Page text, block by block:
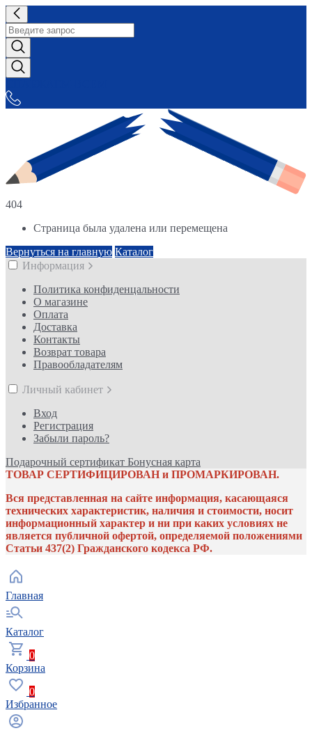
404
Страница была удалена или перемещена
Вернуться на главную Каталог
Информация
Политика конфиденцальности
О магазине
Оплата
Доставка
Контакты
Возврат товара
Правообладателям
Личный кабинет
Вход
Регистрация
Забыли пароль?
Подарочный сертификат Бонусная карта
ТОВАР СЕРТИФИЦИРОВАН и ПРОМАРКИРОВАН.
Вся представленная на сайте информация, касающаяся
технических характеристик, наличия и стоимости, носит
информационный характер и ни при каких условиях не
является публичной офертой, определяемой положениями
Статьи 437(2) Гражданского кодекса РФ.
Главная
Каталог
0
Корзина
0
Избранное